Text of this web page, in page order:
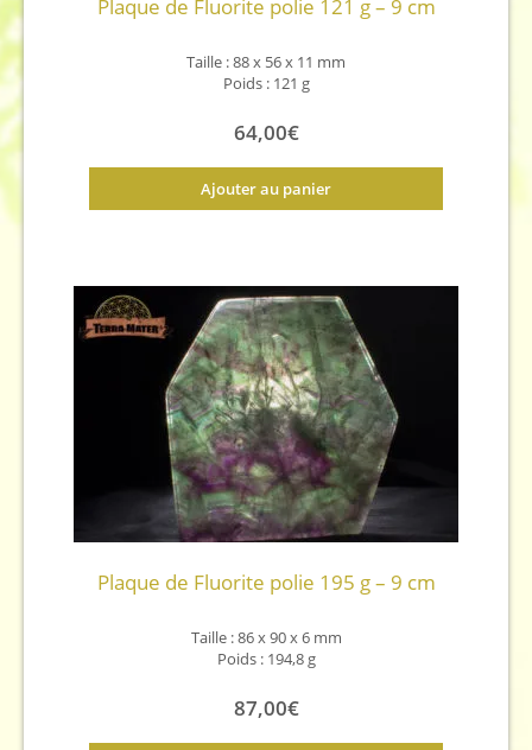
Plaque de Fluorite polie 121 g – 9 cm
Taille : 88 x 56 x 11 mm
Poids : 121 g
64,00€
Ajouter au panier
Plaque de Fluorite polie 195 g – 9 cm
Taille : 86 x 90 x 6 mm
Poids : 194,8 g
87,00€